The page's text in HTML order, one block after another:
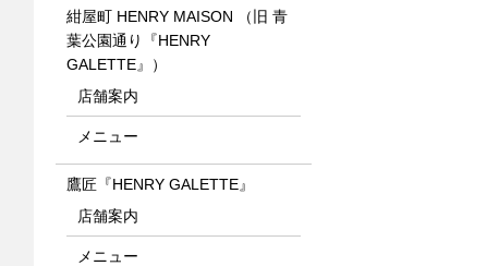
紺屋町 HENRY MAISON （旧 青
葉公園通り『HENRY
GALETTE』）
店舗案内
メニュー
鷹匠『HENRY GALETTE』
店舗案内
メニュー